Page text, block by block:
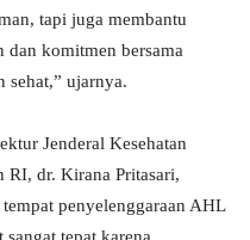
tapi juga membantu
dan komitmen bersama
sehat,” ujarnya.
Jenderal Kesehatan
RI, dr. Kirana Pritasari,
penyelenggaraan AHL